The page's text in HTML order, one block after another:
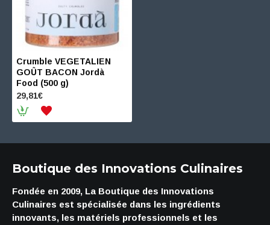
Crumble VEGETALIEN
GOÛT BACON Jordà
Food (500 g)
29,81€
Boutique des Innovations Culinaires
Fondée en 2009, La Boutique des Innovations
Culinaires est spécialisée dans les ingrédients
innovants, les matériels professionnels et les